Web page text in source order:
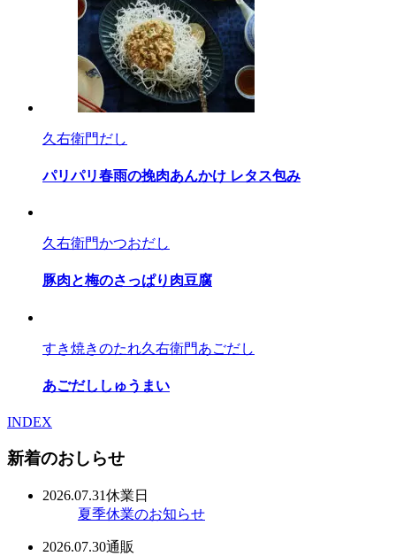
久右衛門だし
パリパリ春雨の挽肉あんかけ レタス包み
久右衛門かつおだし
豚肉と梅のさっぱり肉豆腐
すき焼きのたれ久右衛門あごだし
あごだししゅうまい
INDEX
新着のおしらせ
2026.07.31休業日
夏季休業のお知らせ
2026.07.30通販